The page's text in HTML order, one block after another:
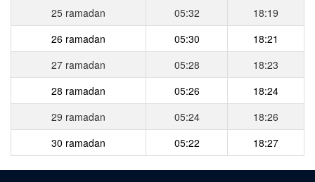
25 ramadan
05:32
18:19
26 ramadan
05:30
18:21
27 ramadan
05:28
18:23
28 ramadan
05:26
18:24
29 ramadan
05:24
18:26
30 ramadan
05:22 18:27